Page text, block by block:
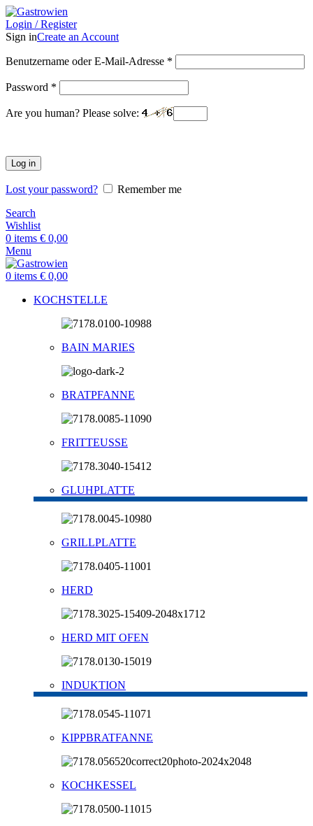
Login / Register
Sign inCreate an Account
Benutzername oder E-Mail-Adresse *
Password *
Are you human? Please solve:
Log in
Lost your password?
Remember me
Search
Wishlist
0 items € 0,00
Menu
0 items € 0,00
KOCHSTELLE
BAIN MARIES
BRATPFANNE
FRITTEUSSE
GLUHPLATTE
GRILLPLATTE
HERD
HERD MIT OFEN
INDUKTION
KIPPBRATFANNE
KOCHKESSEL